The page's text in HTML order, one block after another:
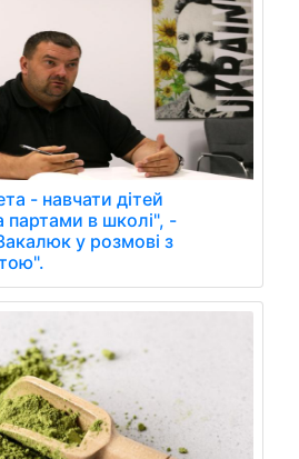
- навчати дітей
партами в школі", -
у розмові з